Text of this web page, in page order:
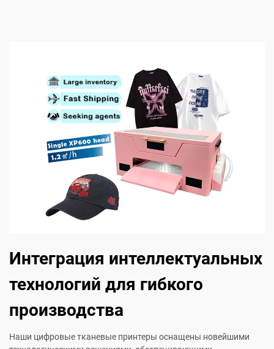
Интеграция интеллектуальных
технологий для гибкого
производства
Наши цифровые тканевые принтеры оснащены новейшими